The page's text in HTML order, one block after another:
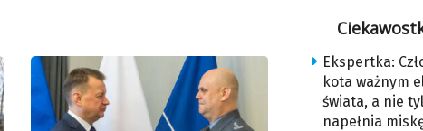
Ekspertka:
kota ważnym
świata, a nie
napełnia